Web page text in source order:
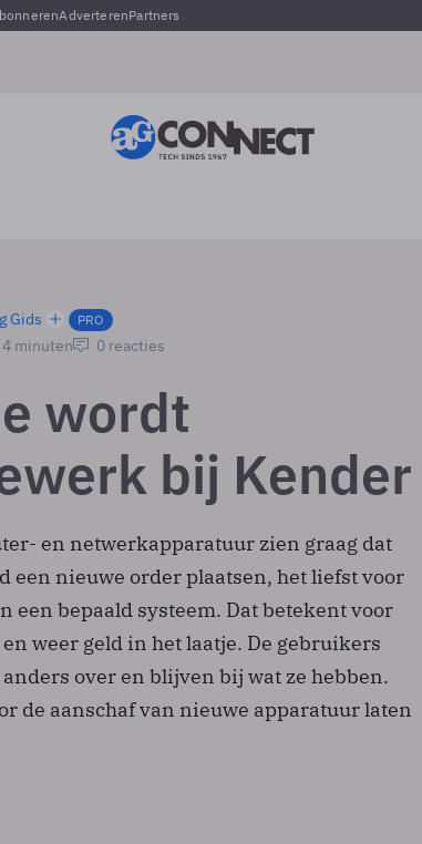
AdverterenPartners
Gids PRO
minuten 0 reacties
wordt
bij Kender
en netwerkapparatuur zien graag dat
een nieuwe order plaatsen, het liefst voor
een bepaald systeem. Dat betekent voor
weer geld in het laatje. De gebruikers
over en blijven bij wat ze hebben.
de aanschaf van nieuwe apparatuur laten